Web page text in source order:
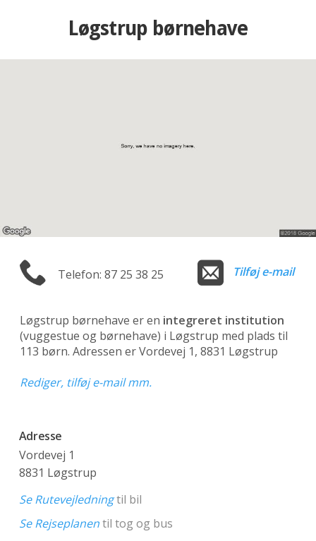
Løgstrup børnehave
Telefon: 87 25 38 25 Tilføj e-mail
Løgstrup børnehave er en integreret institution
(vuggestue og børnehave) i Løgstrup med plads til
113 børn. Adressen er Vordevej 1, 8831 Løgstrup
Rediger, tilføj e-mail mm.
Adresse
Vordevej 1
8831 Løgstrup
Se Rutevejledningtil bil
Se Rejseplanentil tog og bus